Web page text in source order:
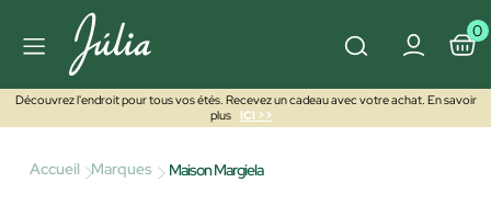
0
Découvrez l'endroit pour tous vos étés. Recevez un cadeau avec votre achat. En savoir
plus
ICI >>
Accueil Marques Maison Margiela